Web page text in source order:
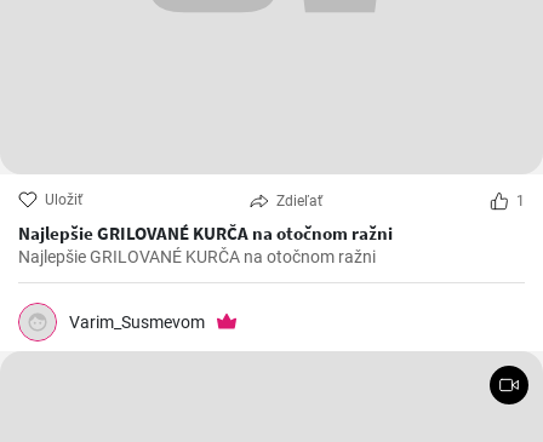
Uložiť Zdieľať 1
Najlepšie GRILOVANÉ KURČA na otočnom ražni
Najlepšie GRILOVANÉ KURČA na otočnom ražni
Varim_Susmevom